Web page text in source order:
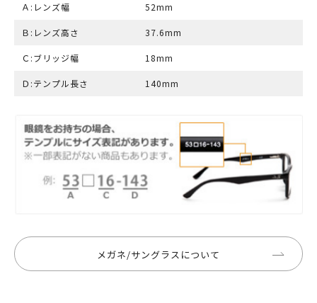
Ａ:レンズ幅 52mm
Ｂ:レンズ高さ 37.6mm
Ｃ:ブリッジ幅 18mm
Ｄ:テンプル長さ 140mm
メガネ/サングラスについて